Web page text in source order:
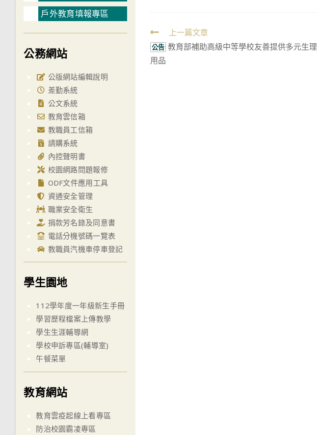
Read
more
articles
上一篇文章
公告 教育部補助高級中等學校友善提供多元生理
用品
戶外教育填報專區
公務網站
公版網站編輯說明
差勤系統
公文系統
教育雲信箱
教職員工信箱
請購系統
內控聲明書
校園網路問題報修
ODF文件應用工具
資通安全管理
職業安全衛生
捐款芳名錄及同意書
電話分機號碼一覽表
教職員汽機車停車登記
學生園地
112學年度一年級新生手冊
學習歷程檔案上傳教學
學生生涯輔導網
學校申訴專區(輔導室)
午餐菜單
教育網站
教育雲疫起線上看專區
防治校園霸凌專區